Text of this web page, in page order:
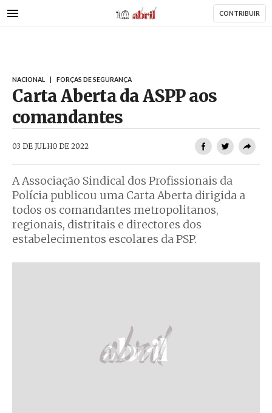
para
AbrilAbril CONTRIBUIR
NACIONAL FORÇAS DE SEGURANÇA
Carta Aberta da ASPP aos
comandantes
03 DE JULHO DE 2022
A Associação Sindical dos Profissionais da
Polícia publicou uma Carta Aberta dirigida a
todos os comandantes metropolitanos,
regionais, distritais e directores dos
estabelecimentos escolares da PSP.